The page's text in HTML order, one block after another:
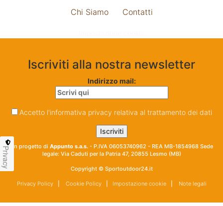
Chi Siamo Contatti
Iscriviti alla nostra newsletter
Indirizzo mail:
Accetto l'informativa privacy relativa al trattamento dei dati
Un progetto di Appunto s.a.s. - P.IVA 06053740962 - REA MB-1854968 Sede
legale: Via Caduti per la Patria 47, 20855 Lesmo (MB)
Copyright © Sportoutdoor24.it
Privacy Policy| Cookie Policy| Impostazione cookie| Note legali
Privacy